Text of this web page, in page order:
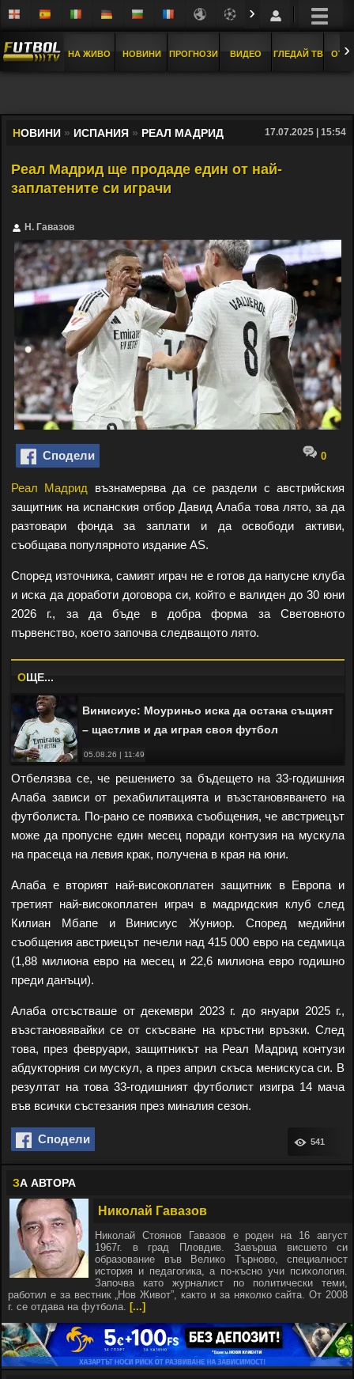
›
НА ЖИВО НОВИНИ ПРОГНОЗИ ВИДЕО ГЛЕДАЙ ТВ ›
НОВИНИ » ИСПАНИЯ » РЕАЛ МАДРИД 17.07.2025 | 15:54
Реал Мадрид ще продаде един от най-
заплатените си играчи
Н. Гавазов
Сподели 0
Реал Мадрид възнамерява да се раздели с австрийския
защитник на испанския отбор Давид Алаба това лято, за да
разтовари фонда за заплати и да освободи активи,
съобщава популярното издание AS.
Според източника, самият играч не е готов да напусне клуба
и иска да доработи договора си, който е валиден до 30 юни
2026 г., за да бъде в добра форма за Световното
първенство, което започва следващото лято.
OЩЕ...
05.08.26 | 11:49
Винисиус: Моуриньо иска да остана същият
– щастлив и да играя своя футбол
Отбелязва се, че решението за бъдещето на 33-годишния
Алаба зависи от рехабилитацията и възстановяването на
футболиста. По-рано се появиха съобщения, че австриецът
може да пропусне един месец поради контузия на мускула
на прасеца на левия крак, получена в края на юни.
Алаба е вторият най-високоплатен защитник в Европа и
третият най-високоплатен играч в мадридския клуб след
Килиан Мбапе и Винисиус Жуниор. Според медийни
съобщения австриецът печели над 415 000 евро на седмица
(1,88 милиона евро на месец и 22,6 милиона евро годишно
преди данъци).
Алаба отсъстваше от декември 2023 г. до януари 2025 г.,
възстановявайки се от скъсване на кръстни връзки. След
това, през февруари, защитникът на Реал Мадрид контузи
абдукторния си мускул, а през април скъса менискуса си. В
резултат на това 33-годишният футболист изигра 14 мача
във всички състезания през миналия сезон.
Сподели 541
ЗА АВТОРА
Николай Гавазов
Николай Стоянов Гавазов е роден на 16 август
1967г. в град Пловдив. Завърша висшето си
образование във Велико Търново, специалност
история и педагогика, а по-късно учи психология.
Започва като журналист по политически теми,
работил е за вестник „Нов Живот”, както и за няколко сайта. От 2008
г. се отдава на футбола. [...]